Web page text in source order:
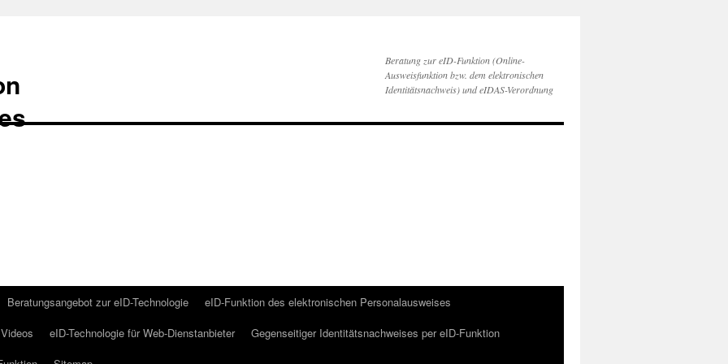
Beratung zur eID-Funktion (Online-
Ausweisfunktion bzw. dem elektronischen
Identitätsnachweis) und eIDAS-Verordnung
Beratungsangebot zur eID-Technologie
eID-Funktion des elektronischen Personalausweises
Videos eID-Technologie für Web-Dienstanbieter
Gegenseitiger Identitätsnachweises per eID-Funktion